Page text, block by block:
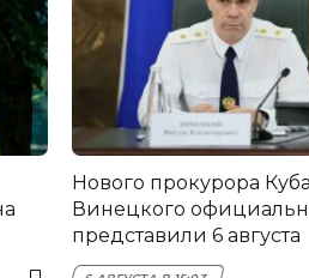
Нового прокурора
Винецкого
представили 6 августа